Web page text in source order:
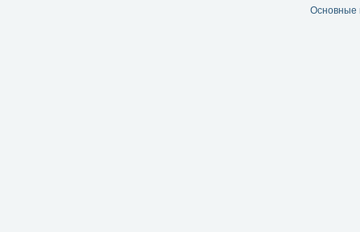
Основные